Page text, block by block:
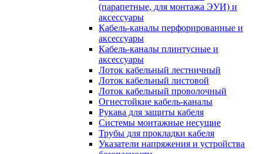
(парапетные, для монтажа ЭУИ) и
аксессуары
Кабель-каналы перфорированные и
аксессуары
Кабель-каналы плинтусные и
аксессуары
Лоток кабельный лестничный
Лоток кабельный листовой
Лоток кабельный проволочный
Огнестойкие кабель-каналы
Рукава для защиты кабеля
Системы монтажные несущие
Трубы для прокладки кабеля
Указатели напряжения и устройства